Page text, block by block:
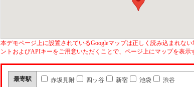
本デモページ上に設置されているGoogleマップは正しく読み込まれな
ントおよびAPIキーをご用意いただくことで、ページ上にマップを表示
最寄駅 赤坂見附 四ッ谷 新宿 池袋 渋谷